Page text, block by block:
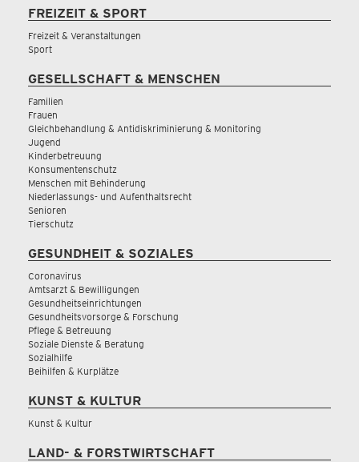
FREIZEIT & SPORT
Freizeit & Veranstaltungen
Sport
GESELLSCHAFT & MENSCHEN
Familien
Frauen
Gleichbehandlung & Antidiskriminierung & Monitoring
Jugend
Kinderbetreuung
Konsumentenschutz
Menschen mit Behinderung
Niederlassungs- und Aufenthaltsrecht
Senioren
Tierschutz
GESUNDHEIT & SOZIALES
Coronavirus
Amtsarzt & Bewilligungen
Gesundheitseinrichtungen
Gesundheitsvorsorge & Forschung
Pflege & Betreuung
Soziale Dienste & Beratung
Sozialhilfe
Beihilfen & Kurplätze
KUNST & KULTUR
Kunst & Kultur
LAND- & FORSTWIRTSCHAFT